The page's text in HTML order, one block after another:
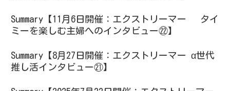
Summary【11月6日開催：エクストリーマー タイ
ミーを楽しむ主婦へのインタビュー㉒】
Summary【8月27日開催：エクストリーマー α世代
推し活インタビュー㉑】